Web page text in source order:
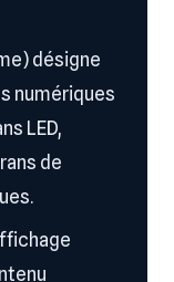
désigne
numériques
LED,
de